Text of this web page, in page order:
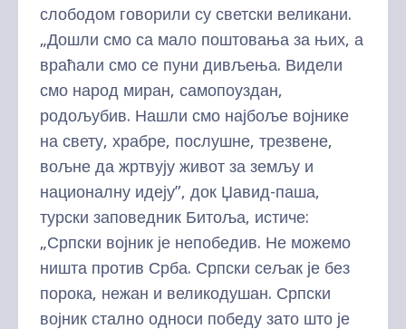
слободом говорили су светски великани.
„Дошли смо са мало поштовања за њих, а
враћали смо се пуни дивљења. Видели
смо народ миран, самопоуздан,
родољубив. Нашли смо најбоље војнике
на свету, храбре, послушне, трезвене,
вољне да жртвују живот за земљу и
националну идеју”, док Џавид-паша,
турски заповедник Битоља, истиче:
„Српски војник је непобедив. Не можемо
ништа против Срба. Српски сељак је без
порока, нежан и великодушан. Српски
војник стално односи победу зато што је